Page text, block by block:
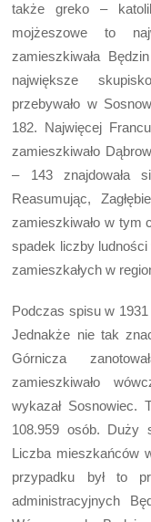
także greko –
mojżeszowe to
zamieszkiwała
największe
przebywało w
182. Najwięcej
zamieszkiwało
– 143 znajdowała
Reasumując,
zamieszkiwało w tym
spadek liczby
zamieszkałych w
Podczas spisu w
Jednakże nie tak
Górnicza
zamieszkiwało
wykazał Sosnowiec.
108.959 osób. Duży
Liczba mieszkańców
przypadku był to
administracyjnych